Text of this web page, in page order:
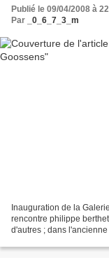
Publié le 09/04/2008 à
Par
_0_6_7_3_m
Inauguration de la
rencontre philippe
d'autres ; dans